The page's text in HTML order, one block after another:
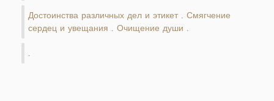
Достоинства различных дел и этикет Смягчение
сердец и увещания Очищение души